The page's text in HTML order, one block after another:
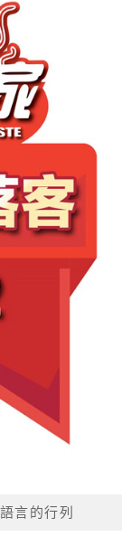
言的行列